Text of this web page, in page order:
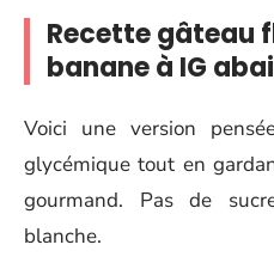
Recette gâteau
banane à IG
Voici une version
glycémique tout en
gourmand. Pas de
blanche.